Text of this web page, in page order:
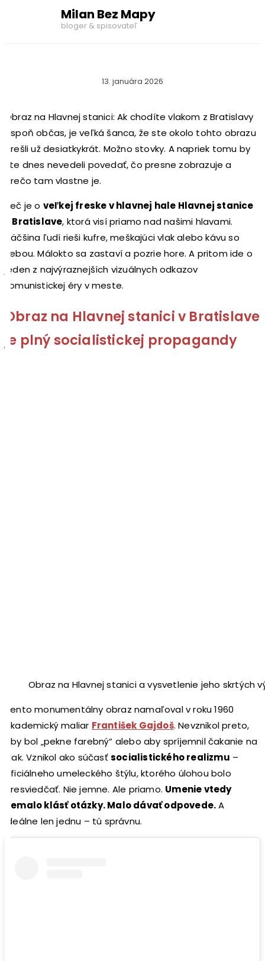
Milan Bez Mapy
bloger & spisovateľ
13. januára 2026
Obraz na Hlavnej stanici: Ak chodíte vlakom z Bratislavy
aspoň občas, je veľká šanca, že ste okolo tohto obrazu
prešli už desiatkykrát. Možno stovky. A napriek tomu by
ste dnes nevedeli povedať, čo presne zobrazuje a
prečo tam vlastne je.
Reč je o veľkej freske v hlavnej hale Hlavnej stanice
v Bratislave, ktorá visí priamo nad našimi hlavami.
Väčšina ľudí rieši kufre, meškajúci vlak alebo kávu so
sebou. Málokto sa zastaví a pozrie hore. A pritom ide o
jeden z najvýraznejších vizuálnych odkazov
komunistickej éry v meste.
Obraz na Hlavnej stanici v Bratislave
je plný socialistickej propagandy
Obraz na Hlavnej stanici a vysvetlenie jeho skrtých
Tento monumentálny obraz namaľoval v roku 1960
akademický maliar František Gajdoš. Nevznikol preto,
aby bol „pekne farebný“ alebo aby spríjemnil čakanie na
vlak. Vznikol ako súčasťsocialistického realizmu –
oficiálneho umeleckého štýlu, ktorého úlohou bolo
presviedčať. Nie jemne. Ale priamo. Umenie vtedy
nemalo klásť otázky. Malo dávať odpovede.A
ideálne len jednu – tú správnu.